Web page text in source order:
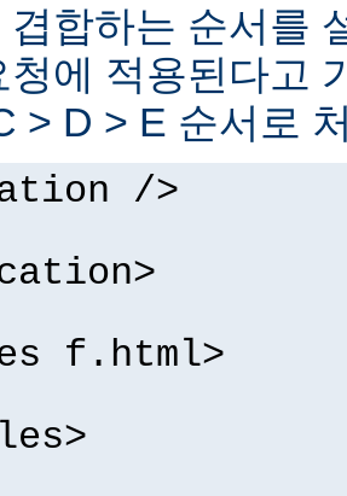
겹합하는 순서를
청에 적용된다고
> D > E 순서로
/>
f.html>